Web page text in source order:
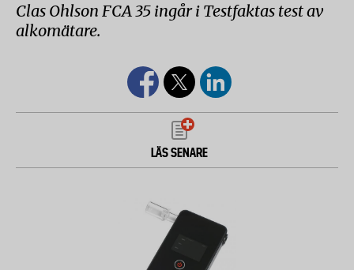
Clas Ohlson FCA 35 ingår i Testfaktas test av
alkomätare.
LÄS SENARE